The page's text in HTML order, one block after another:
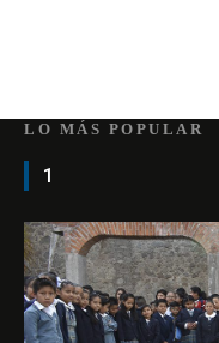
LO MÁS POPULAR
1